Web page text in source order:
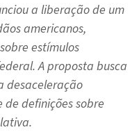
a liberação de um
americanos,
estímulos
A proposta busca
desaceleração
definições sobre